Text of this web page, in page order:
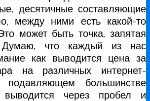
десятичные составляющие
между ними есть какой-то
может быть точка, запятая
что каждый из нас
как выводится цена за
на различных интернет-
подавляющем большинстве
через пробел и